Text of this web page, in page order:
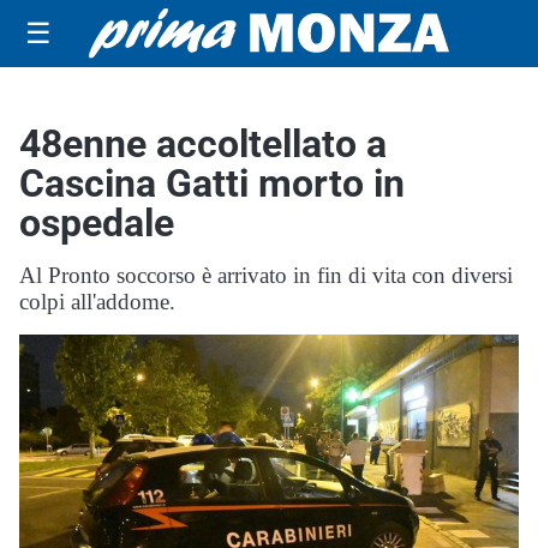
☰
48enne accoltellato a
Cascina Gatti morto in
ospedale
Al Pronto soccorso è arrivato in fin di vita con diversi
colpi all'addome.